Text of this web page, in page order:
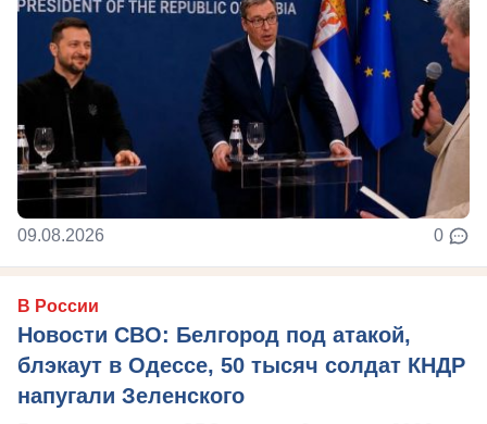
09.08.2026 0
В России
Новости СВО: Белгород под атакой,
блэкаут в Одессе, 50 тысяч солдат КНДР
напугали Зеленского